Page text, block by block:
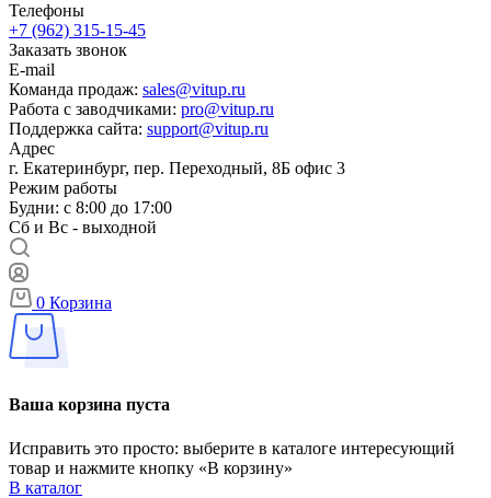
Телефоны
+7 (962) 315-15-45
Заказать звонок
E-mail
Команда продаж: sales@vitup.ru
Работа с заводчиками: pro@vitup.ru
Поддержка сайта: support@vitup.ru
Адрес
г. Екатеринбург, пер. Переходный, 8Б офис 3
Режим работы
Будни: с 8:00 до 17:00
Сб и Вс - выходной
0 Корзина
Ваша корзина пуста
Исправить это просто: выберите в каталоге интересующий
товар и нажмите кнопку «В корзину»
В каталог